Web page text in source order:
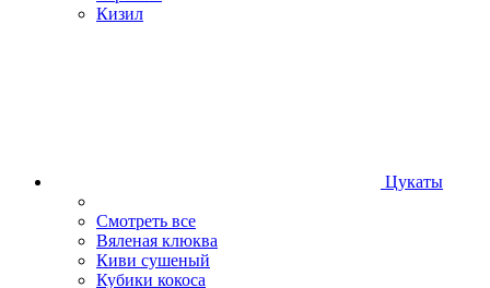
Кизил
Цукаты
Смотреть все
Вяленая клюква
Киви сушеный
Кубики кокоса